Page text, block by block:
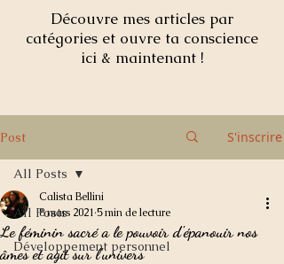
Découvre mes articles par
catégories et ouvre ta conscience
ici & maintenant !
Post S'inscrire
All Posts
Développement personnel
All Posts
Le féminin sacré a le pouvoir d'épanouir nos
âmes et agit sur l'univers
Calista Bellini
8 mars 2021 5 min de lecture